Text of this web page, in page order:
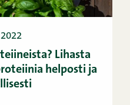
Lihasta
helposti ja